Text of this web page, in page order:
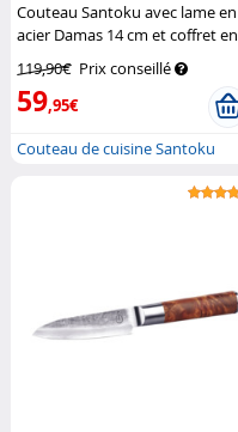
Couteau Santoku avec lame en
acier Damas 14 cm et coffret en
Tokio Kitchenware
119,90€ Prix conseillé
59,95€
Couteau de cuisine Santoku